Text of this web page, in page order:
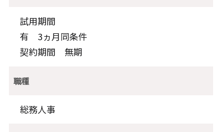
試用期間
有 3ヵ月同条件
契約期間 無期
職種
総務人事